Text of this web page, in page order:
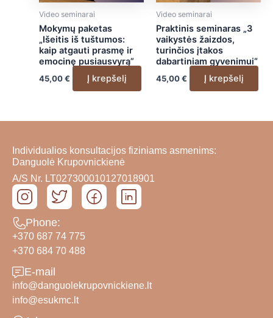
Video seminarai
Mokymų paketas
„Išeitis iš tuštumos:
kaip atgauti prasmę ir
emocinę pusiausvyrą”
45,00€ Į krepšelį
Video seminarai
Praktinis seminaras „3
vaikystės žaizdos,
turinčios įtakos
dabartiniam gyvenimui“
45,00€ Į krepšelį
Individualios konsultacijos fiziniams asmenims:
Danguolė Krupovnickienė
A/S Nr. LT027300010127018901
Phone:
+370 687 74 775
+370 684 70 488
E-mail
info@danguolekrupovnickiene.lt
info@esukmc.lt